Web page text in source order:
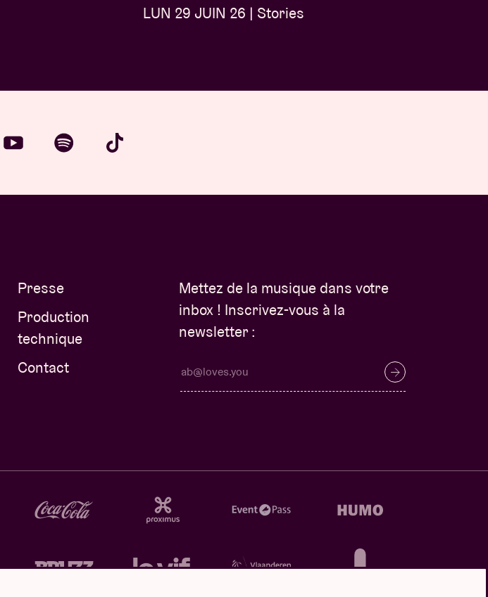
LUN 29 JUIN 26 | Stories
Presse
Production
technique
Contact
Mettez de la musique dans votre
inbox ! Inscrivez-vous à la
newsletter :